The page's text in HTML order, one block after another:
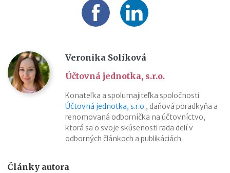
Veronika Solíková
Účtovná jednotka, s.r.o.
Konateľka a spolumajiteľka spoločnosti
Účtovná jednotka, s.r.o., daňová poradkyňa a
renomovaná odborníčka na účtovníctvo,
ktorá sa o svoje skúsenosti rada delí v
odborných článkoch a publikáciách.
Články autora